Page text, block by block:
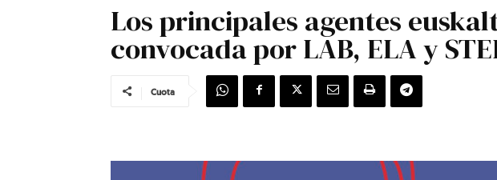
Los principales agentes
convocada por LAB, ELA y
Cuota